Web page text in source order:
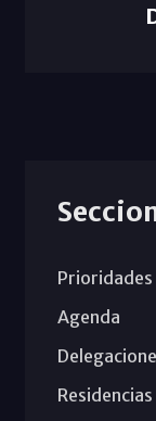
Agenda